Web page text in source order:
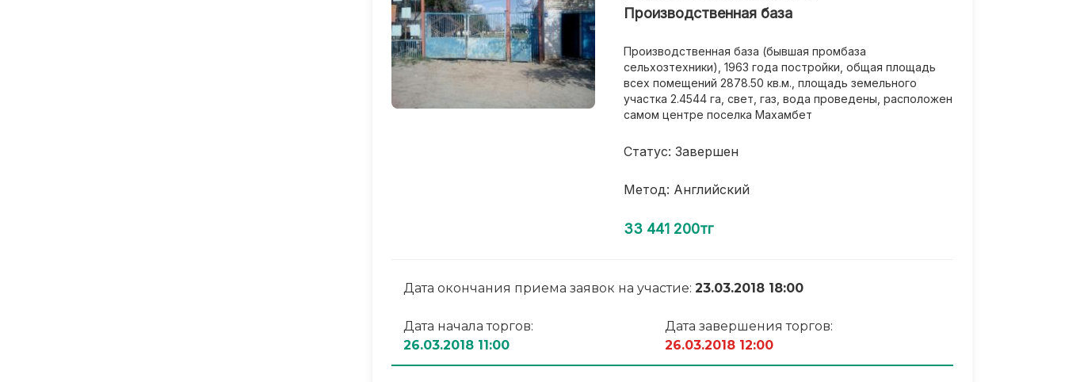
Производственная база
Производственная база (бывшая промбаза
сельхозтехники), 1963 года постройки, общая площадь
всех помещений 2878.50 кв.м., площадь земельного
участка 2.4544 га, свет, газ, вода проведены, расположен
самом центре поселка Махамбет
Статус: Завершен
Метод: Английский
33 441 200тг
Дата окончания приема заявок на участие: 23.03.2018 18:00
Дата начала торгов:
26.03.2018 11:00
Дата завершения торгов:
26.03.2018 12:00